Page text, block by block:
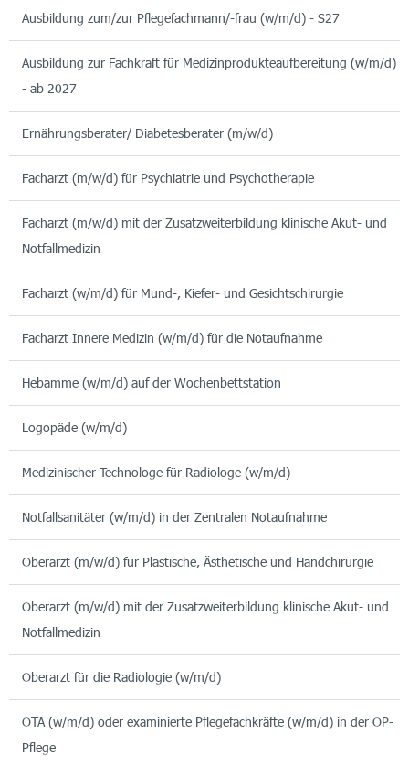
Ausbildung zum/zur Pflegefachmann/-frau (w/m/d) - S27
Ausbildung zur Fachkraft für Medizinprodukteaufbereitung (w/m/d)
- ab 2027
Ernährungsberater/ Diabetesberater (m/w/d)
Facharzt (m/w/d) für Psychiatrie und Psychotherapie
Facharzt (m/w/d) mit der Zusatzweiterbildung klinische Akut- und
Notfallmedizin
Facharzt (w/m/d) für Mund-, Kiefer- und Gesichtschirurgie
Facharzt Innere Medizin (w/m/d) für die Notaufnahme
Hebamme (w/m/d) auf der Wochenbettstation
Logopäde (w/m/d)
Medizinischer Technologe für Radiologe (w/m/d)
Notfallsanitäter (w/m/d) in der Zentralen Notaufnahme
Oberarzt (m/w/d) für Plastische, Ästhetische und Handchirurgie
Oberarzt (m/w/d) mit der Zusatzweiterbildung klinische Akut- und
Notfallmedizin
Oberarzt für die Radiologie (w/m/d)
OTA (w/m/d) oder examinierte Pflegefachkräfte (w/m/d) in der OP-
Pflege